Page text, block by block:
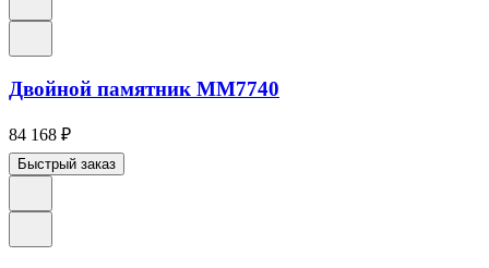
Двойной памятник ММ7740
84 168 ₽
Быстрый заказ